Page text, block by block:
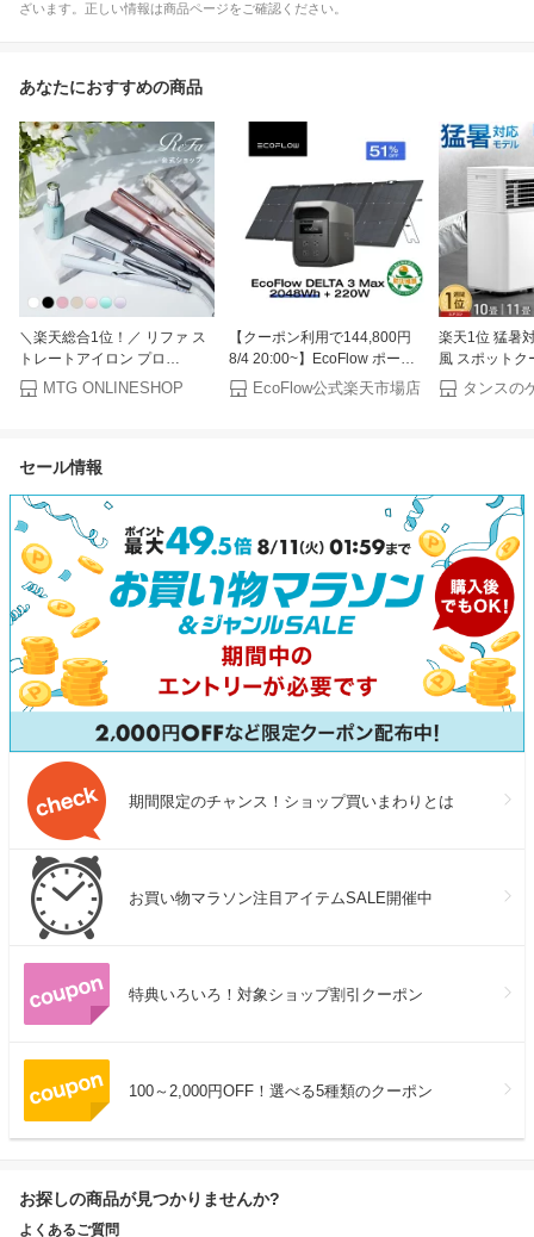
ざいます。正しい情報は商品ページをご確認ください。
あなたにおすすめの商品
＼楽天総合1位！／ リファ ス
トレートアイロン プロ
STRAIGHT IRON PRO ツヤ髪
海外対応 ヘアアイロン コテ
ヘアケア 誕生日 記念日 湿気
MTG ONLINESHOP
【クーポン利用で144,800円
8/4 20:00~】EcoFlow ポータ
ブル電源 ソーラーパネル セッ
ト DELTA 3 Max
EcoFlow公式楽天市場店
楽天1位 猛暑
風 スポットク
トカバー付 窓
し窓 テラス窓
セール情報
期間限定のチャンス！ショップ買いまわりとは
お買い物マラソン注目アイテムSALE開催中
特典いろいろ！対象ショップ割引クーポン
100～2,000円OFF！選べる5種類のクーポン
お探しの商品が見つかりませんか?
よくあるご質問